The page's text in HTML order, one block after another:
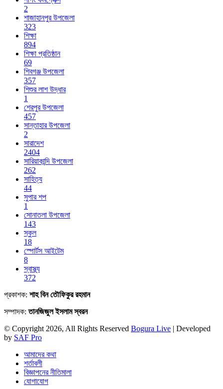
2
শাজাহানপুর উপজেলা
323
শিক্ষা
894
শিক্ষা প্রতিষ্ঠান
69
শিবগঞ্জ উপজেলা
357
শিশুর লাশ উদ্ধার
1
শেরপুর উপজেলা
457
সান্তাহার উপজেলা
2
সারাদেশ
2404
সারিয়াকান্দি উপজেলা
262
সাহিত্য
44
সুপার শপ
1
সোনাতলা উপজেলা
143
স্কুল
18
স্পোর্টস আইটেম
8
স্বাস্থ্য
372
প্রকাশক: শাহ বিন তৌফিকুর রহমান
সম্পাদক:তানজিজুল ইসলাম স্বরন
© Copyright 2026, All Rights Reserved Bogura Live | Developed
by SAF Pro
আমাদের কথা
শর্তাবলী
বিজ্ঞাপনের নীতিমালা
যোগাযোগ